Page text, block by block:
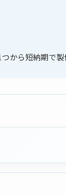
から短納期で製